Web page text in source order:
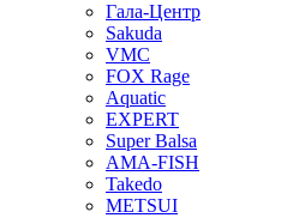
Гала-Центр
Sakuda
VMC
FOX Rage
Aquatic
EXPERT
Super Balsa
AMA-FISH
Takedo
METSUI